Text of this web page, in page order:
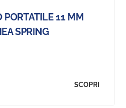
11 MM
SPRING
SCOPRI